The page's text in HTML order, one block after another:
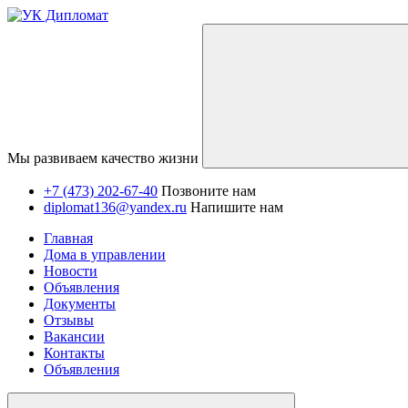
Мы развиваем качество жизни
+7 (473) 202-67-40 Позвоните нам
diplomat136@yandex.ru Напишите нам
Главная
Дома в управлении
Новости
Объявления
Документы
Отзывы
Вакансии
Контакты
Объявления